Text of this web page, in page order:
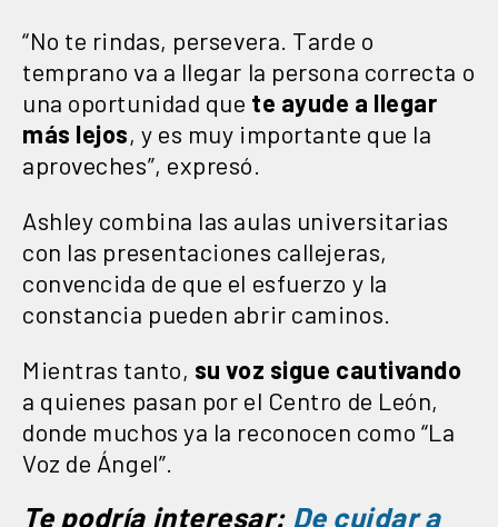
“No te rindas, persevera. Tarde o
temprano va a llegar la persona correcta o
una oportunidad que te ayude a llegar
más lejos, y es muy importante que la
aproveches”, expresó.
Ashley combina las aulas universitarias
con las presentaciones callejeras,
convencida de que el esfuerzo y la
constancia pueden abrir caminos.
Mientras tanto, su voz sigue cautivando
a quienes pasan por el Centro de León,
donde muchos ya la reconocen como “La
Voz de Ángel”.
Te podría interesar: De cuidar a